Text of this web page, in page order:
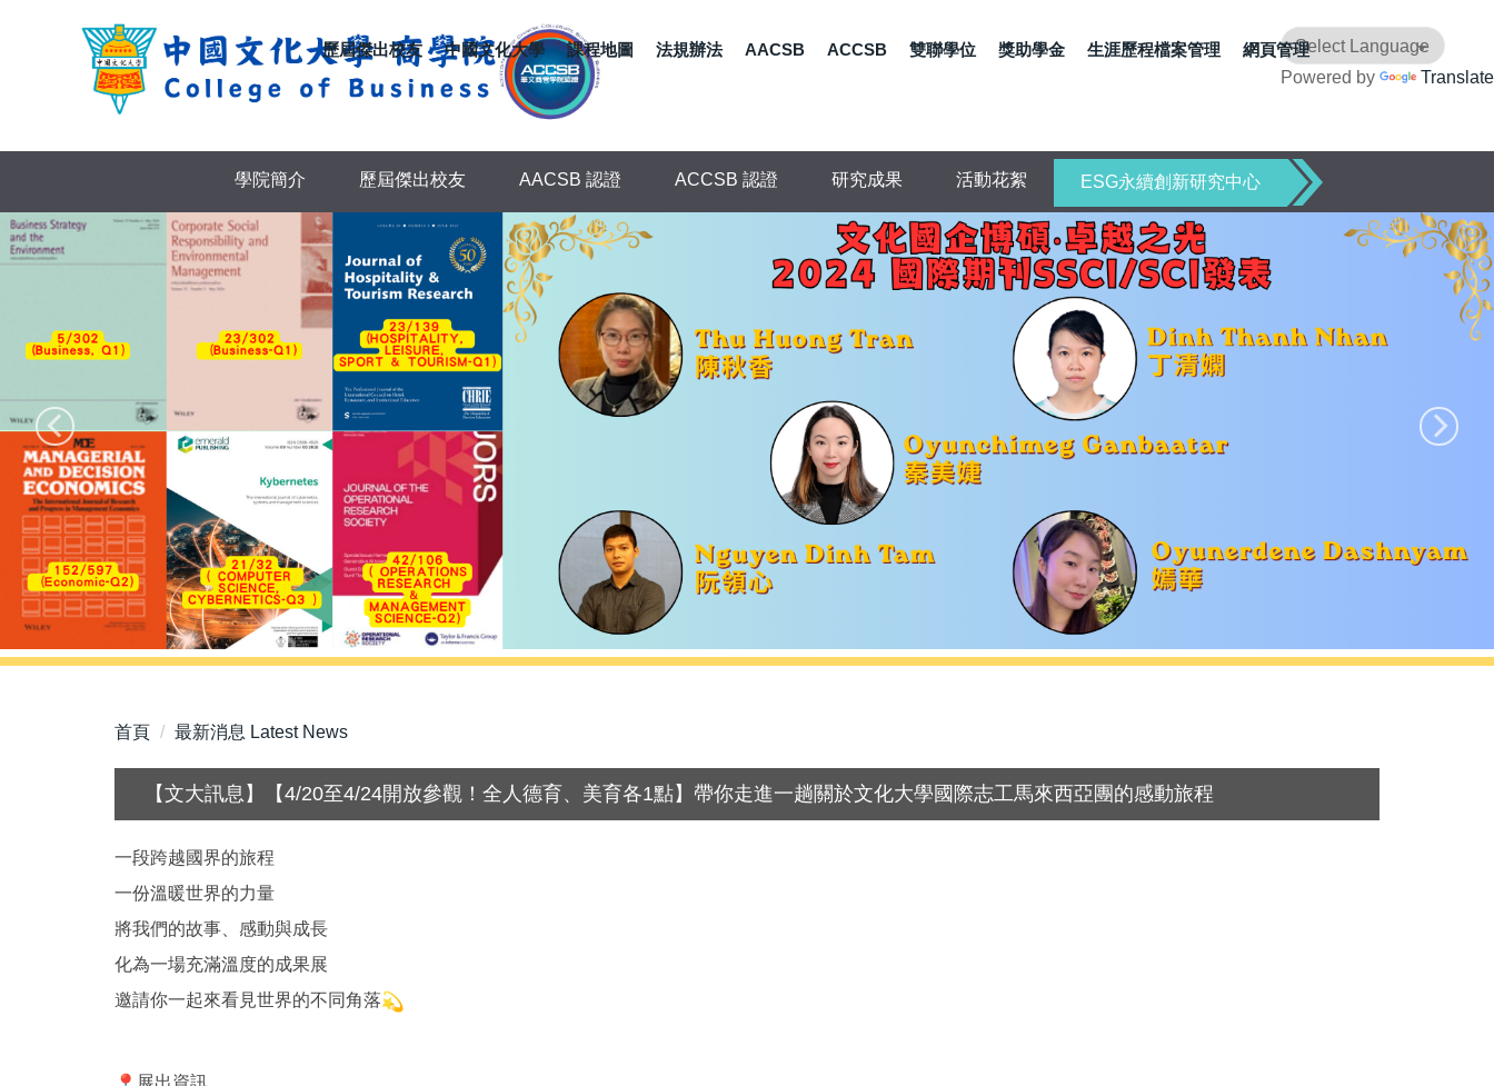
容
Powered by Translate
歷屆傑出校友 中國文化大學 課程地圖 法規辦法 AACSB ACCSB 雙聯學位 獎助學金 生涯歷程檔案管理 網頁管理
學院簡介 歷屆傑出校友 AACSB 認證 ACCSB 認證 研究成果 活動花絮 ESG永續創新研究中心
首頁 最新消息 Latest News
【文大訊息】【4/20至4/24開放參觀！全人德育、美育各1點】帶你走進一趟關於文化大學國際志工馬來西亞團的感動旅程
一段跨越國界的旅程
一份溫暖世界的力量
將我們的故事、感動與成長
化為一場充滿溫度的成果展
邀請你一起來看見世界的不同角落
展出資訊